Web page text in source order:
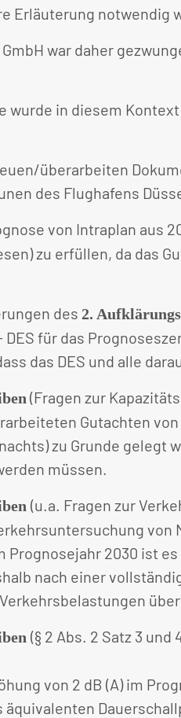
Erläuterung notwendig
war daher
wurde in diesem
überarbeiten
des Flughafens
von Intraplan aus
zu erfüllen, da das
des 2.
für das
das DES und alle
(Fragen zur
Gutachten
zu Grunde
müssen.
(u.a. Fragen zur
2030 ist es
nach einer
(§ 2 Abs. 2 Satz 3
von 2 dB (A) im
äquivalenten